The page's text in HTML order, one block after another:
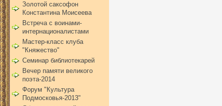
Золотой саксофон
Константина Моисеева
Встреча с воинами-
интернационалистами
Мастер-класс клуба
"Княжество"
Семинар библиотекарей
Вечер памяти великого
поэта-2014
Форум "Культура
Подмосковья-2013"